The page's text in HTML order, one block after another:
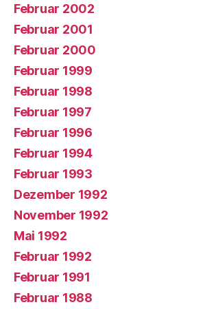
Februar 2002
Februar 2001
Februar 2000
Februar 1999
Februar 1998
Februar 1997
Februar 1996
Februar 1994
Februar 1993
Dezember 1992
November 1992
Mai 1992
Februar 1992
Februar 1991
Februar 1988